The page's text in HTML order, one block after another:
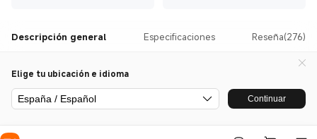
Descripción general Especificaciones Reseña(276)